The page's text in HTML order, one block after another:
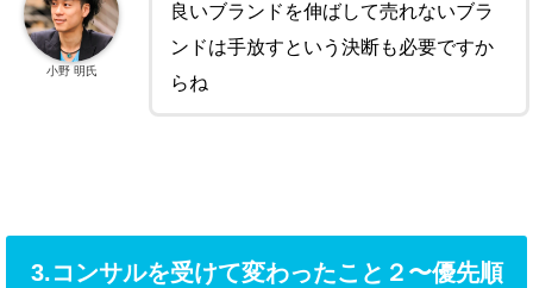
良いブランドを伸ばして売れないブラ
ンドは手放すという決断も必要ですか
らね
小野 明氏
3.コンサルを受けて変わったこと２〜優先順